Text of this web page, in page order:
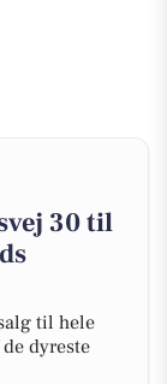
30 til
til hele
dyreste